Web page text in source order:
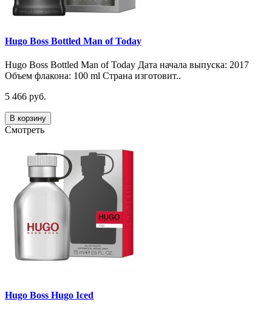
Hugo Boss Bottled Man of Today
Hugo Boss Bottled Man of Today Дата начала выпуска: 2017
Объем флакона: 100 ml Страна изготовит..
5 466 руб.
В корзину
Смотреть
Hugo Boss Hugo Iced